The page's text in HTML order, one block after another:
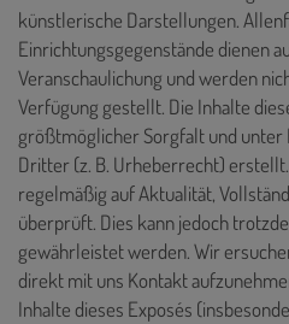
künstlerische Darstellungen.
Einrichtungsgegenstände dienen
Veranschaulichung und werden
Verfügung gestellt. Die Inhalte
größtmöglicher Sorgfalt und unter
Dritter (z. B. Urheberrecht)
regelmäßig auf Aktualität,
überprüft. Dies kann jedoch
gewährleistet werden. Wir
direkt mit uns Kontakt
Inhalte dieses Exposés